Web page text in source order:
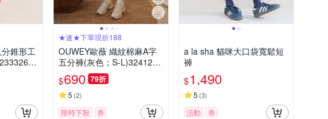
錐形工
★速★下單現折188
OUWEY歐薇 織紋棉麻A字
五分褲(灰色；S-L)3241256
101
$690 79折
5 (2)
限時下殺 券
a la sha 貓咪大口袋寬鬆短
褲
$1,490
5 (3)
活動 券